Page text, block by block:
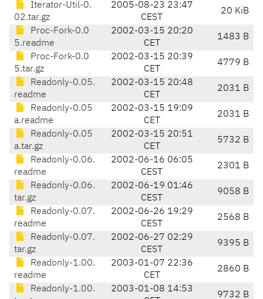
Iterator-Util-0.
02.tar.gz
2005-08-23 23:47
CEST
20 KiB
Proc-Fork-0.0
5.readme
2002-03-15 20:20
CET
1483 B
Proc-Fork-0.0
5.tar.gz
2002-03-15 20:39
CET
4779 B
Readonly-0.05.
readme
2002-03-15 20:48
CET
2031 B
Readonly-0.05
a.readme
2002-03-15 19:09
CET
2031 B
Readonly-0.05
a.tar.gz
2002-03-15 20:51
CET
5732 B
Readonly-0.06.
readme
2002-06-16 06:05
CEST
2301 B
Readonly-0.06.
tar.gz
2002-06-19 01:46
CEST
9058 B
Readonly-0.07.
readme
2002-06-26 19:29
CEST
2568 B
Readonly-0.07.
tar.gz
2002-06-27 02:29
CEST
9395 B
Readonly-1.00.
readme
2003-01-07 22:36
CET
2860 B
Readonly-1.00.
2003-01-08 14:53
9732 B